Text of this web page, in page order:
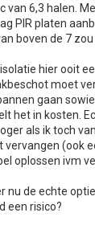
van 6,3 halen.
PIR platen
boven de 7 zou
hier ooit
moet
gaan
het in kosten.
als ik toch
vervangen (ook
oplossen ivm
nu de echte
een risico?